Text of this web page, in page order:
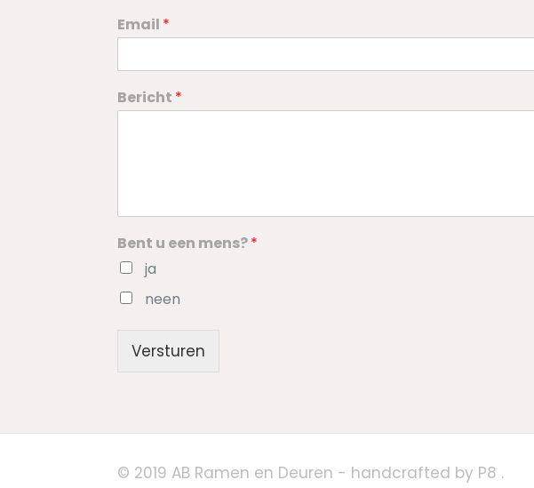
Email *
Bericht *
Bent u een mens?*
ja
neen
Versturen
© 2019 AB Ramen en Deuren - handcrafted by P8 .